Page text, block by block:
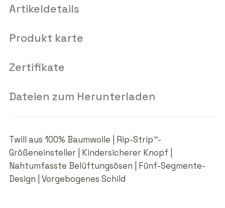
Artikeldetails
Produkt karte
Zertifikate
Dateien zum Herunterladen
Twill aus 100% Baumwolle | Rip-Strip™-
Größeneinsteller | Kindersicherer Knopf |
Nahtumfasste Belüftungsösen | Fünf-Segmente-
Design | Vorgebogenes Schild